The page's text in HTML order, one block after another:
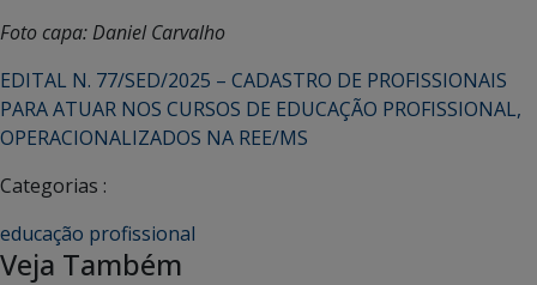
Foto capa: Daniel Carvalho
EDITAL N. 77/SED/2025 – CADASTRO DE PROFISSIONAIS
PARA ATUAR NOS CURSOS DE EDUCAÇÃO PROFISSIONAL,
OPERACIONALIZADOS NA REE/MS
Categorias :
educação profissional
Veja Também